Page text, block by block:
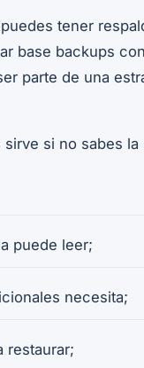
tener
base backups
parte de una
si no sabes
puede leer;
necesita;
restaurar;